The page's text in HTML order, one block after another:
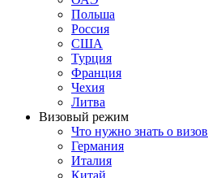
Польша
Россия
США
Турция
Франция
Чехия
Литва
Визовый режим
Что нужно знать о
Германия
Италия
Китай